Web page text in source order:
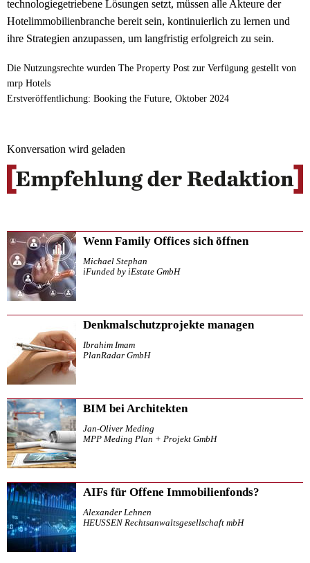
technologiegetriebene Lösungen setzt, müssen alle Akteure der
Hotelimmobilienbranche bereit sein, kontinuierlich zu lernen und
ihre Strategien anzupassen, um langfristig erfolgreich zu sein.
Die Nutzungsrechte wurden The Property Post zur Verfügung gestellt von
mrp Hotels
Erstveröffentlichung: Booking the Future, Oktober 2024
Konversation wird geladen
Wenn Family Offices sich öffnen
Michael Stephan
iFunded by iEstate GmbH
Denkmalschutzprojekte managen
Ibrahim Imam
PlanRadar GmbH
BIM bei Architekten
Jan-Oliver Meding
MPP Meding Plan + Projekt GmbH
AIFs für Offene Immobilienfonds?
Alexander Lehnen
HEUSSEN Rechtsanwaltsgesellschaft mbH